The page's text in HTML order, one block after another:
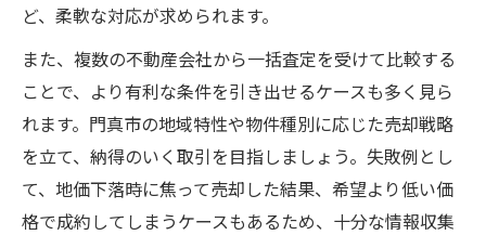
ど、柔軟な対応が求められます。
また、複数の不動産会社から一括査定を受けて比較する
ことで、より有利な条件を引き出せるケースも多く見ら
れます。門真市の地域特性や物件種別に応じた売却戦略
を立て、納得のいく取引を目指しましょう。失敗例とし
て、地価下落時に焦って売却した結果、希望より低い価
格で成約してしまうケースもあるため、十分な情報収集